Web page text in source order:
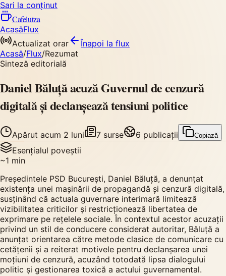
Sari la conținut
Cafelutza
AcasăFlux
Actualizat orar
Înapoi la flux
Acasă/Flux/Rezumat
Sinteză editorială
Daniel Băluță acuză Guvernul de cenzură
digitală și declanșează tensiuni politice
Apărut acum 2 luni 7 surse 6 publicații Copiază
Esențialul poveștii
~1 min
Președintele PSD București, Daniel Băluță, a denunțat
existența unei mașinării de propagandă și cenzură digitală,
susținând că actuala guvernare interimară limitează
vizibilitatea criticilor și restricționează libertatea de
exprimare pe rețelele sociale. În contextul acestor acuzații
privind un stil de conducere considerat autoritar, Băluță a
anunțat orientarea către metode clasice de comunicare cu
cetățenii și a reiterat motivele pentru declanșarea unei
moțiuni de cenzură, acuzând totodată lipsa dialogului
politic și gestionarea toxică a actului guvernamental.